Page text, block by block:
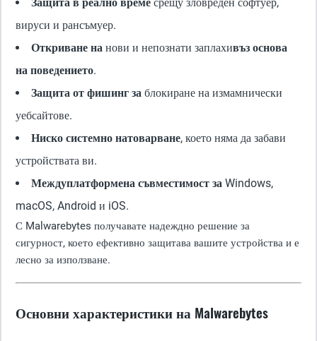
вируси и рансъмуер.
Откриване на нови и непознати заплахивъз основа
на поведението.
Защита от фишинг за блокиране на измамнически
уебсайтове.
Ниско системно натоварване, което няма да забави
устройствата ви.
Междуплатформена съвместимост за Windows,
macOS, Android и iOS.
С Malwarebytes получавате надеждно решение за
сигурност, което ефективно защитава вашите устройства и е
лесно за използване.
Основни характеристики на Malwarebytes